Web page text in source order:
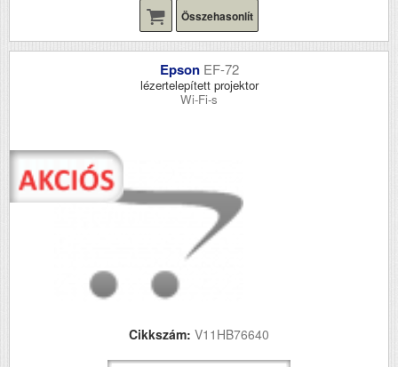
Összehasonlít
Epson EF-72
lézertelepített projektor
Wi-Fi-s
Cikkszám: V11HB76640